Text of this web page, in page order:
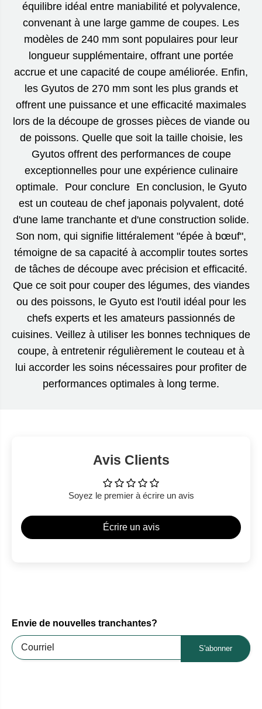
équilibre idéal entre maniabilité et polyvalence,
convenant à une large gamme de coupes. Les
modèles de 240 mm sont populaires pour leur
longueur supplémentaire, offrant une portée
accrue et une capacité de coupe améliorée. Enfin,
les Gyutos de 270 mm sont les plus grands et
offrent une puissance et une efficacité maximales
lors de la découpe de grosses pièces de viande ou
de poissons. Quelle que soit la taille choisie, les
Gyutos offrent des performances de coupe
exceptionnelles pour une expérience culinaire
optimale. Pour conclure En conclusion, le Gyuto
est un couteau de chef japonais polyvalent, doté
d'une lame tranchante et d'une construction solide.
Son nom, qui signifie littéralement "épée à bœuf",
témoigne de sa capacité à accomplir toutes sortes
de tâches de découpe avec précision et efficacité.
Que ce soit pour couper des légumes, des viandes
ou des poissons, le Gyuto est l'outil idéal pour les
chefs experts et les amateurs passionnés de
cuisines. Veillez à utiliser les bonnes techniques de
coupe, à entretenir régulièrement le couteau et à
lui accorder les soins nécessaires pour profiter de
performances optimales à long terme.
Avis Clients
Soyez le premier à écrire un avis
Écrire un avis
Envie de nouvelles tranchantes?
S'abonner